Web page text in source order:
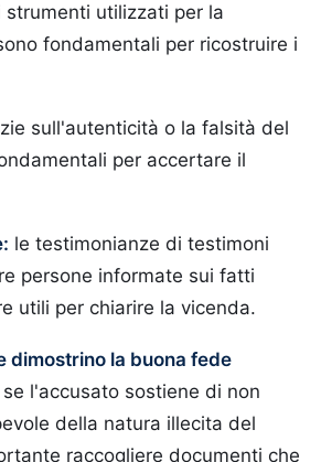
utilizzati per la
fondamentali per ricostruire i
sull'autenticità o la falsità del
per accertare il
le testimonianze di testimoni
persone informate sui fatti
utili per chiarire la vicenda.
dimostrino la buona fede
se l'accusato sostiene di non
della natura illecita del
raccogliere documenti che